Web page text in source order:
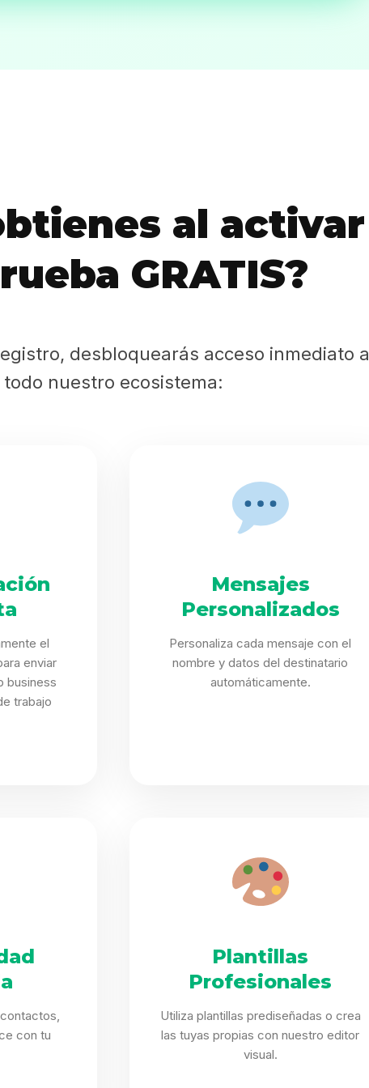
Casting
Searchal activar
GRATIS?
desbloquearás acceso inmediato a
todo nuestro ecosistema:
el
enviar
business
trabajo
Mensajes
Personalizados
Personaliza cada mensaje con el
nombre y datos del destinatario
automáticamente.
con tu
Plantillas
Profesionales
Utiliza plantillas prediseñadas o crea
las tuyas propias con nuestro editor
visual.